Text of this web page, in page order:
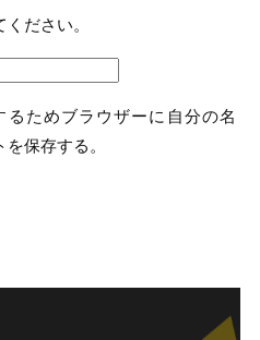
ださい。
ためブラウザーに自分の名
保存する。